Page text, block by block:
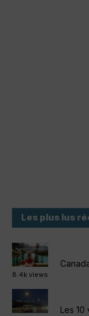
Les plus lus
8.4k views
Les